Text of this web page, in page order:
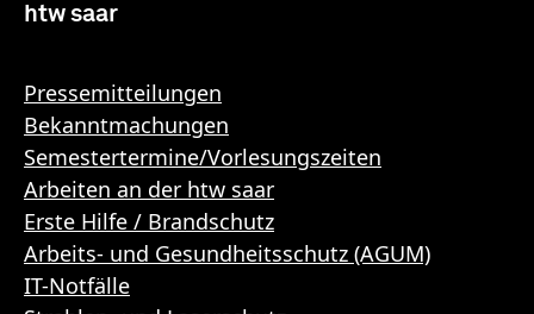
htw saar
Pressemitteilungen
Bekanntmachungen
Semestertermine/Vorlesungszeiten
Arbeiten an der htw saar
Erste Hilfe / Brandschutz
Arbeits- und Gesundheitsschutz (AGUM)
IT-Notfälle